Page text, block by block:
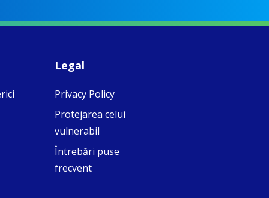
Legal
Privacy Policy
Protejarea celui
vulnerabil
Întrebări puse
frecvent